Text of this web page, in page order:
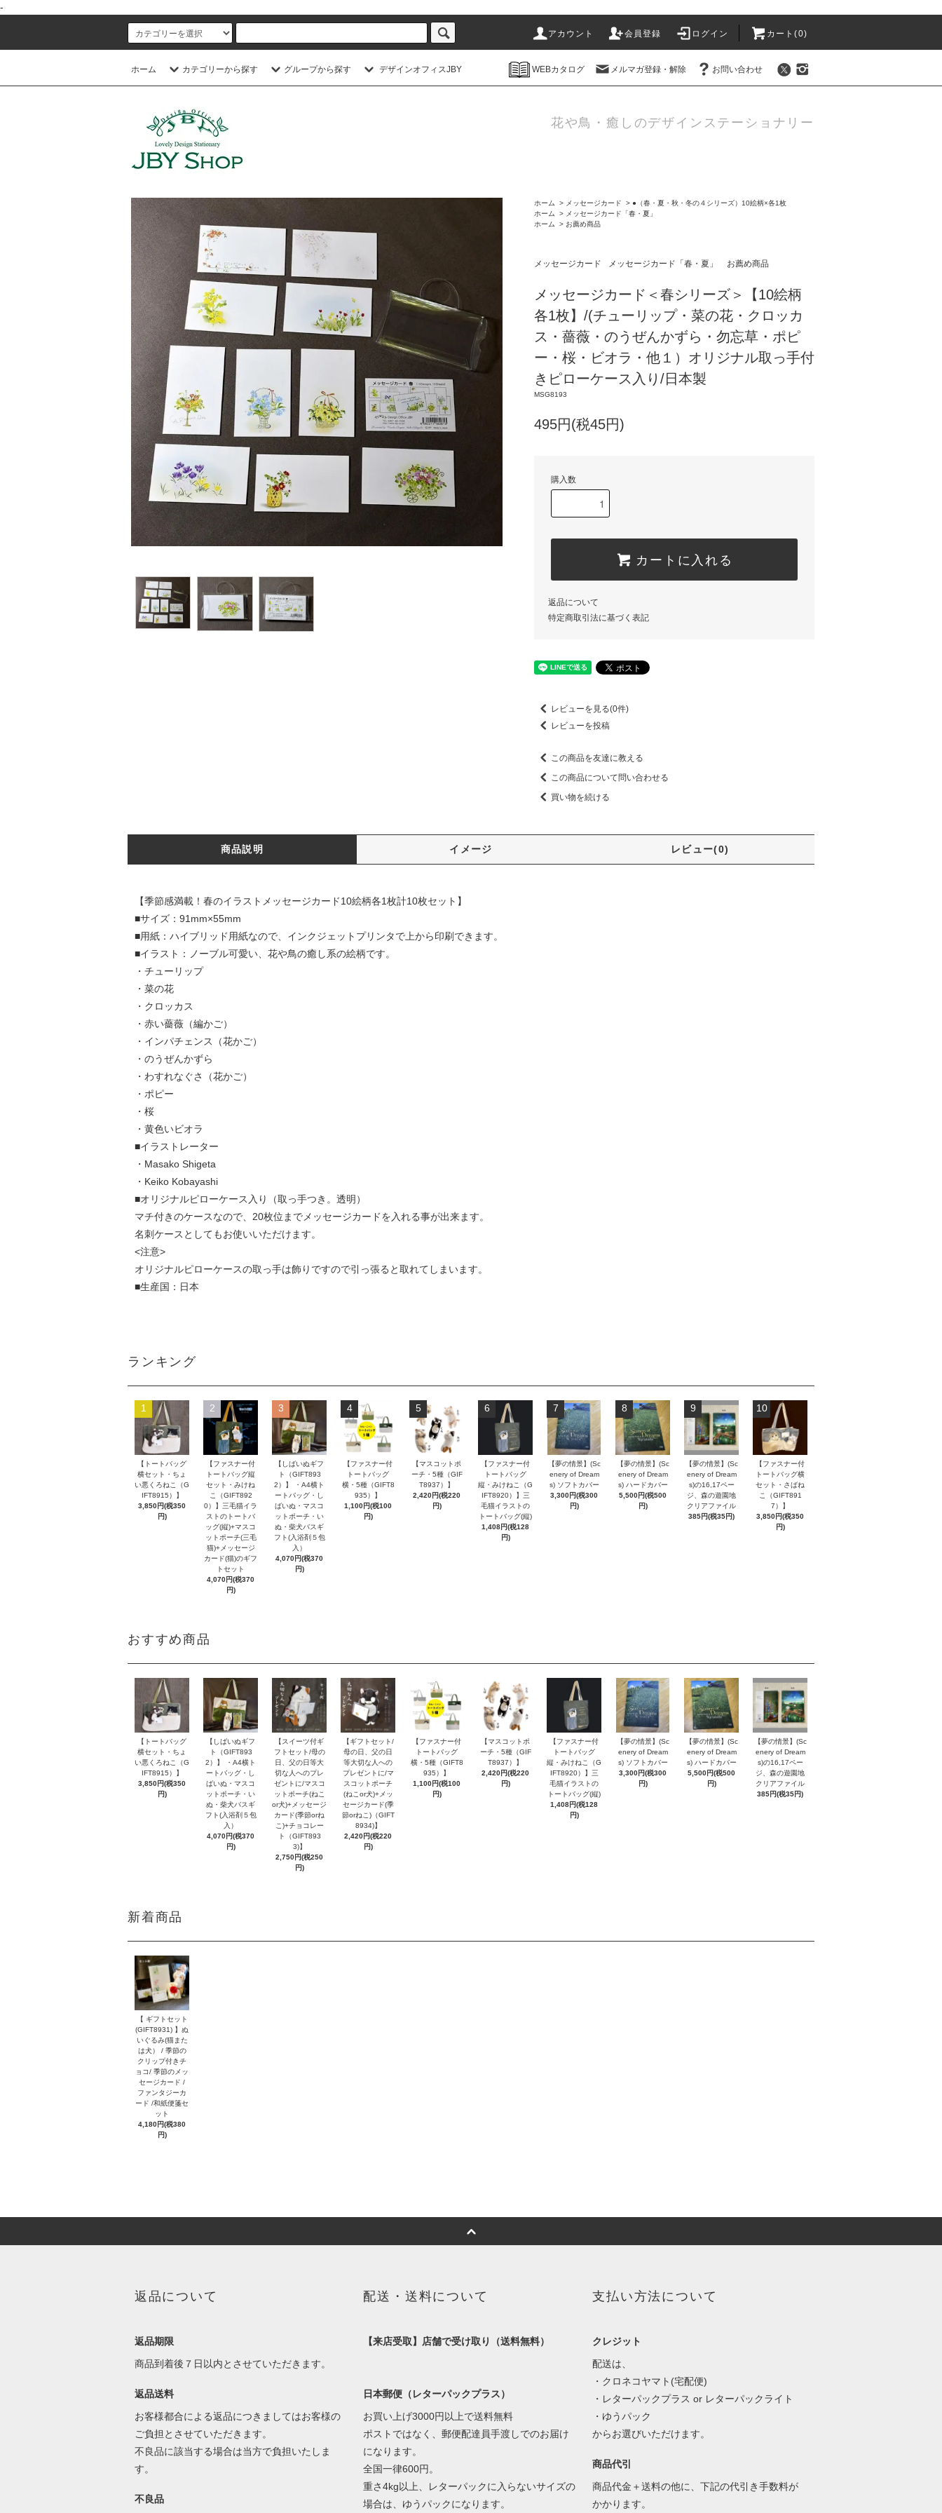
-
アカウント 会員登録 ログイン カート(0)
ホーム カテゴリーから探す グループから探す デザインオフィスJBY WEBカタログ メルマガ登録・解除 お問い合わせ
花や鳥・癒しのデザインステーショナリー
ホーム > メッセージカード > ●（春・夏・秋・冬の４シリーズ）10絵柄×各1枚
ホーム
> メッセージカード「春・夏」
ホーム
> お薦め商品
メッセージカード メッセージカード「春・夏」 お薦め商品
メッセージカード＜春シリーズ＞【10絵柄
各1枚】/(チューリップ・菜の花・クロッカ
ス・薔薇・のうぜんかずら・勿忘草・ポピ
ー・桜・ビオラ・他１）オリジナル取っ手付
きピローケース入り/日本製
MSG8193
495円(税45円)
購入数
カートに入れる
返品について
特定商取引法に基づく表記
レビューを見る(0件)
レビューを投稿
この商品を友達に教える
この商品について問い合わせる
買い物を続ける
商品説明 イメージ レビュー(0)
【季節感満載！春のイラストメッセージカード10絵柄各1枚計10枚セット】
■サイズ：91mm×55mm
■用紙：ハイブリッド用紙なので、インクジェットプリンタで上から印刷できます。
■イラスト：ノーブル可愛い、花や鳥の癒し系の絵柄です。
・チューリップ
・菜の花
・クロッカス
・赤い薔薇（編かご）
・インパチェンス（花かご）
・のうぜんかずら
・わすれなぐさ（花かご）
・ポピー
・桜
・黄色いビオラ
■イラストレーター
・Masako Shigeta
・Keiko Kobayashi
■オリジナルピローケース入り（取っ手つき。透明）
マチ付きのケースなので、20枚位までメッセージカードを入れる事が出来ます。
名刺ケースとしてもお使いいただけます。
<注意>
オリジナルピローケースの取っ手は飾りですので引っ張ると取れてしまいます。
■生産国：日本
ランキング
1
【トートバッグ
横セット・ちょ
い悪くろねこ（G
IFT8915）】
3,850円(税350
円)
2
【ファスナー付
トートバッグ縦
セット・みけね
こ（GIFT892
0）】三毛猫イラ
ストのトートバ
ッグ(縦)+マスコ
ットポーチ(三毛
猫)+メッセージ
カード(猫)のギフ
トセット
4,070円(税370
円)
3
【しばいぬギフ
ト（GIFT893
2）】 ・A4横ト
ートバッグ・し
ばいぬ・マスコ
ットポーチ・い
ぬ・柴犬バスギ
フト(入浴剤５包
入）
4,070円(税370
円)
4
【ファスナー付
トートバッグ
横・5種（GIFT8
935）】
1,100円(税100
円)
5
【マスコットポ
ーチ・5種（GIF
T8937）】
2,420円(税220
円)
6
【ファスナー付
トートバッグ
縦・みけねこ（G
IFT8920）】三
毛猫イラストの
トートバッグ(縦)
1,408円(税128
円)
7
【夢の情景】(Sc
enery of Dream
s) ソフトカバー
3,300円(税300
円)
8
【夢の情景】(Sc
enery of Dream
s) ハードカバー
5,500円(税500
円)
9
【夢の情景】(Sc
enery of Dream
s)の16,17ペー
ジ、森の遊園地
クリアファイル
385円(税35円)
10
【ファスナー付
トートバッグ横
セット・さばね
こ（GIFT891
7）】
3,850円(税350
円)
おすすめ商品
【トートバッグ
横セット・ちょ
い悪くろねこ（G
IFT8915）】
3,850円(税350
円)
【しばいぬギフ
ト（GIFT893
2）】 ・A4横ト
ートバッグ・し
ばいぬ・マスコ
ットポーチ・い
ぬ・柴犬バスギ
フト(入浴剤５包
入）
4,070円(税370
円)
【スイーツ付ギ
フトセット/母の
日、父の日等大
切な人へのプレ
ゼントに/マスコ
ットポーチ(ねこ
or犬)+メッセージ
カード(季節orね
こ)+チョコレー
ト（GIFT893
3)】
2,750円(税250
円)
【ギフトセット/
母の日、父の日
等大切な人への
プレゼントに/マ
スコットポーチ
(ねこor犬)+メッ
セージカード(季
節orねこ)（GIFT
8934)】
2,420円(税220
円)
【ファスナー付
トートバッグ
横・5種（GIFT8
935）】
1,100円(税100
円)
【マスコットポ
ーチ・5種（GIF
T8937）】
2,420円(税220
円)
【ファスナー付
トートバッグ
縦・みけねこ（G
IFT8920）】三
毛猫イラストの
トートバッグ(縦)
1,408円(税128
円)
【夢の情景】(Sc
enery of Dream
s) ソフトカバー
3,300円(税300
円)
【夢の情景】(Sc
enery of Dream
s) ハードカバー
5,500円(税500
円)
【夢の情景】(Sc
enery of Dream
s)の16,17ペー
ジ、森の遊園地
クリアファイル
385円(税35円)
新着商品
【 ギフトセット
(GIFT8931) 】ぬ
いぐるみ(猫また
は犬） / 季節の
クリップ付きチ
ョコ/ 季節のメッ
セージカード /
ファンタジーカ
ード /和紙便箋セ
ット
4,180円(税380
円)
返品について
返品期限
商品到着後７日以内とさせていただきます。
返品送料
お客様都合による返品につきましてはお客様の
ご負担とさせていただきます。
不良品に該当する場合は当方で負担いたしま
す。
不良品
配送・送料について
【来店受取】店舗で受け取り（送料無料）
日本郵便（レターパックプラス）
お買い上げ3000円以上で送料無料
ポストではなく、郵便配達員手渡しでのお届け
になります。
全国一律600円。
重さ4kg以上、レターパックに入らないサイズの
場合は、ゆうパックになります。
支払い方法について
クレジット
配送は、
・クロネコヤマト(宅配便)
・レターパックプラス or レターパックライト
・ゆうパック
からお選びいただけます。
商品代引
商品代金＋送料の他に、下記の代引き手数料が
かかります。